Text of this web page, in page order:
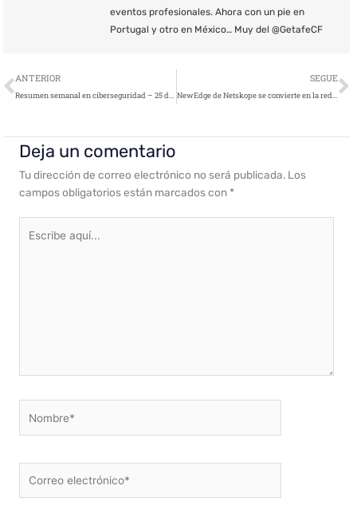
eventos profesionales. Ahora con un pie en
Portugal y otro en México… Muy del @GetafeCF
Ant
ANTERIOR
Resumen semanal en ciberseguridad – 25 de septiembre de 2020
SEGUE
NewEdge de Netskope se convierte en la red mejor conectada del mundo para la seguridad de datos en la nube
Deja un comentario
Tu dirección de correo electrónico no será publicada. Los
campos obligatorios están marcados con *
aquí...
electrónico*